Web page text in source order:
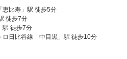
恵比寿」駅 徒歩5分
徒歩7分
駅 徒歩7分
ロ日比谷線「中目黒」駅 徒歩10分